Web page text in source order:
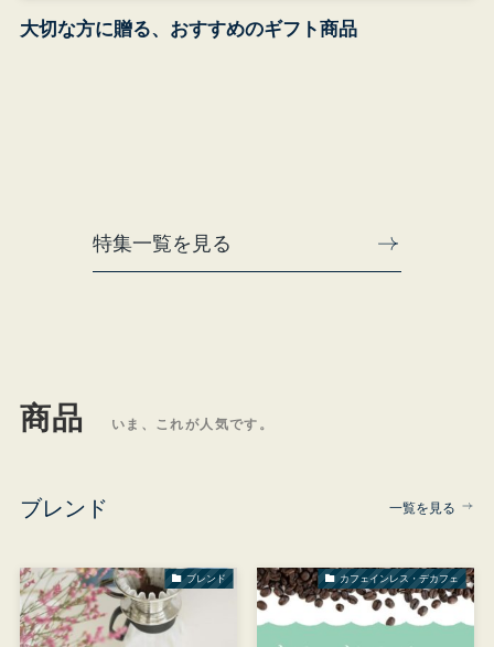
大切な方に贈る、おすすめのギフト商品
特集一覧を見る
商品 いま、これが人気です。
ブレンド 一覧を見る
ブレンド カフェインレス・デカフェ